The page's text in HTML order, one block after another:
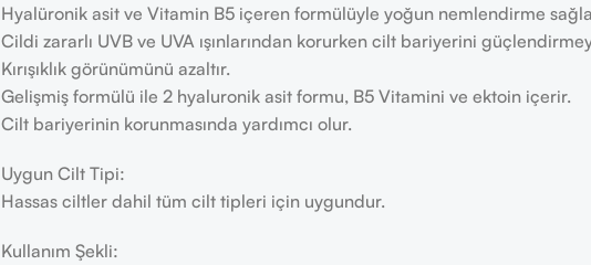
Hyalüronik asit ve Vitamin B5 içeren formülüyle yoğun nemlendirme
Cildi zararlı UVB ve UVA ışınlarından korurken cilt bariyerini
Kırışıklık görünümünü azaltır.
Gelişmiş formülü ile 2 hyaluronik asit formu, B5 Vitamini ve ektoin içerir.
Cilt bariyerinin korunmasında yardımcı olur.
Uygun Cilt Tipi:
Hassas ciltler dahil tüm cilt tipleri için uygundur.
Kullanım Şekli: